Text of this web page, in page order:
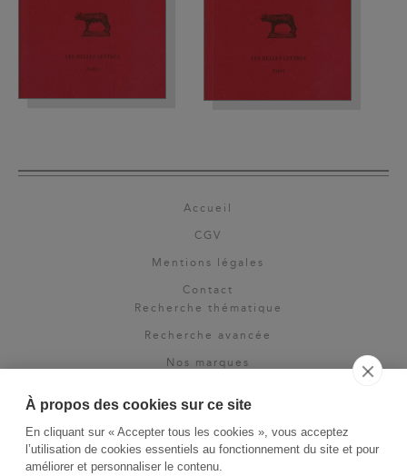
À propos des cookies sur ce site
En cliquant sur « Accepter tous les cookies », vous acceptez
l’utilisation de cookies essentiels au fonctionnement du site et pour
améliorer et personnaliser le contenu.
Accueil
CGV
Mentions légales
Contact
Recherche thématique
Recherche avancée
Nos marques
Espace pro
Newsletter
La Vie des Classiques